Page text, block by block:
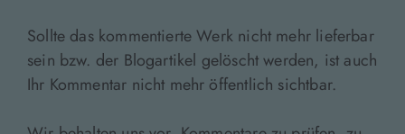
Sollte das kommentierte Werk nicht mehr lieferbar
sein bzw. der Blogartikel gelöscht werden, ist auch
Ihr Kommentar nicht mehr öffentlich sichtbar.